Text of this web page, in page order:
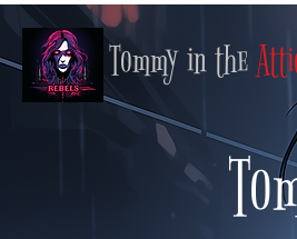
Tommy in the